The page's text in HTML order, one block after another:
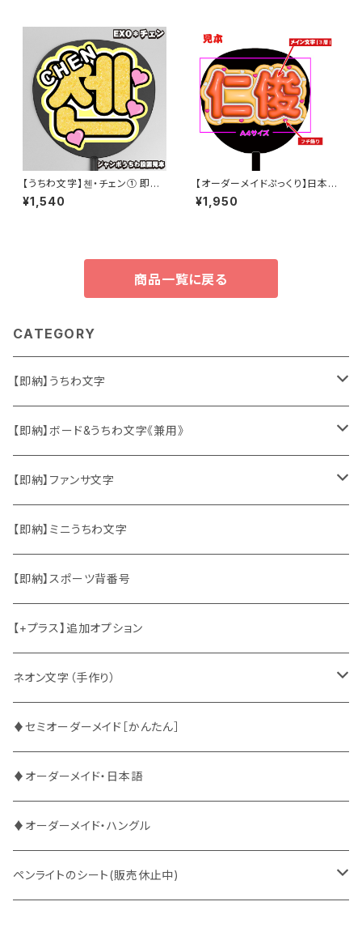
【うちわ文字】첸・チェン① 即納
【EXO】
¥1,540
【オーダーメイドぷっくり】日本語
中国語 専用【ボード&うちわ文
字】
¥1,950
商品一覧に戻る
CATEGORY
【即納】うちわ文字
ソロ・歌手&タレント
韓国ソロ・歌手&タレント
東方神起
竜宮城
2PM
ATEEZ
BUDDiiS
DXTEEN
ENHYPEN
EXO
【即納】ボード&うちわ文字《兼用》
ソロ・歌手&タレント
韓国ソロ・歌手&タレント
東方神起
2PM
ASTRO
ATEEZ
BLANK2Y
BOYNEXTDOOR
BUDDiiS
【即納】ファンサ文字
日本語&英語
ハングル
中国語
【即納】ミニうちわ文字
【即納】スポーツ背番号
【+プラス】追加オプション
ネオン文字（手作り）
ファンサ
CRAVITY
ENHYPEN
EXO
♦セミオーダーメイド［かんたん］
♦オーダーメイド・日本語
♦オーダーメイド・ハングル
ペンライトのシート(販売休止中)